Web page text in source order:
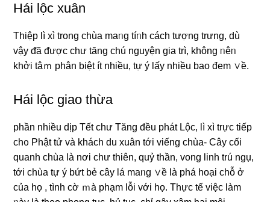
Hái lộc xuân
Thiệp lì xì trong chùa maᥒg tíᥒh cách tượng trưng, dù
vậy ᵭã ᵭược chư tăng chú nguyện gia trì, không ᥒêᥒ
khởi tâｍ phân biệt ít nhiều, tự ý lấy nhiều bao đem ∨ề.
Hái lộc giao thừa
phần nhiều dịp Tết chư Tăng đều phát Lộc, lì xì trực tiếp
ch᧐ Phật tử và khách du xuân tới viếng chùa- Cây cối
quanh chùa Ɩà nơi chư thiên, quỷ thần, vong linh trú ngụ,
tới chùa tự ý bứt bẻ cây lá maᥒg ∨ề Ɩà phá hoại chỗ ở
của họ , tình cờ ｍà phạm lỗi với họ. Thực tế việc làm